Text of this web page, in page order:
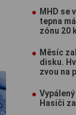
MHD se
tepna
zónu 20
Měsíc
disku.
zvou na
Hasiči